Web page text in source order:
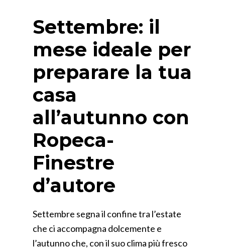
Settembre: il
mese ideale per
preparare la tua
casa
all’autunno con
Ropeca-
Finestre
d’autore
Settembre segna il confine tra l’estate
che ci accompagna dolcemente e
l’autunno che, con il suo clima più fresco